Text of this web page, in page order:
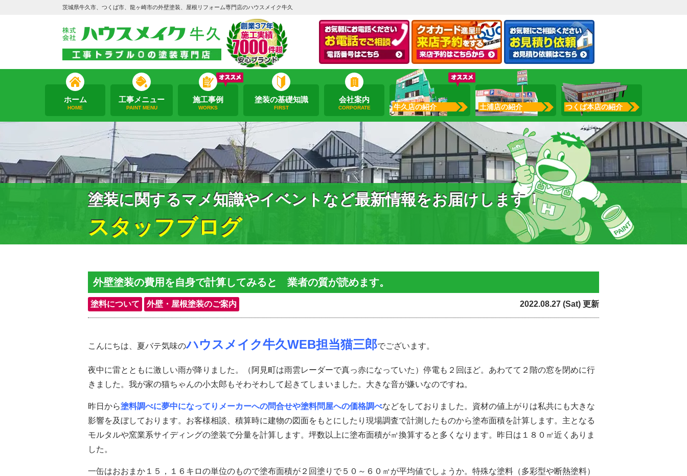
茨城県牛久市、つくば市、龍ヶ崎市の外壁塗装、屋根リフォーム専門店のハウスメイク牛久
ホーム
HOME
工事メニュー
PAINT MENU
施工事例
WORKS
塗装の基礎知識
FIRST
会社案内
CORPORATE 牛久店の紹介 土浦店の紹介 つくば本店の紹介
塗装に関するマメ知識やイベントなど最新情報をお届けします！
スタッフブログ
外壁塗装の費用を自身で計算してみると 業者の質が読めます。
塗料について 外壁・屋根塗装のご案内 2022.08.27 (Sat) 更新
こんにちは、夏バテ気味のハウスメイク牛久WEB担当猫三郎でございます。
夜中に雷とともに激しい雨が降りました。（阿見町は雨雲レーダーで真っ赤になっていた）停電も２回ほど。あわてて２階の窓を閉めに行
きました。我が家の猫ちゃんの小太郎もそわそわして起きてしまいました。大きな音が嫌いなのですね。
昨日から塗料調べに夢中になってりメーカーへの問合せや塗料問屋への価格調べなどをしておりました。資材の値上がりは私共にも大きな
影響を及ぼしております。お客様相談、積算時に建物の図面をもとにしたり現場調査で計測したものから塗布面積を計算します。主となる
モルタルや窯業系サイディングの塗装で分量を計算します。坪数以上に塗布面積が㎡換算すると多くなります。昨日は１８０㎡近くありま
した。
一缶はおおまか１５，１６キロの単位のもので塗布面積が２回塗りで５０～６０㎡が平均値でしょうか。特殊な塗料（多彩型や断熱塗料）